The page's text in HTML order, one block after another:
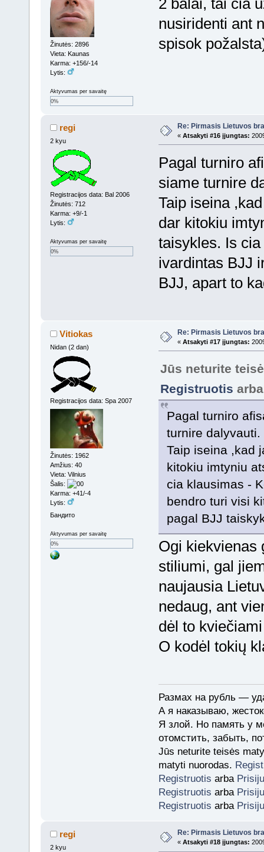
Žinutės: 2896
Vieta: Kaunas
Karma: +156/-14
Lytis:
Aktyvumas per savaitę
0%
2 balai, tai čia
nusiridenti ant
spisok
regi
2 kyu
Registracijos data: Bal 2006
Žinutės: 712
Karma: +9/-1
Lytis:
Aktyvumas per savaitę
0%
Re: Pirmasis Lietuvos
« Atsakyti #16 įjungtas:
Pagal turniro
siame turnire
Taip iseina
dar kitokiu
taisykles. Is
ivardintas BJJ
BJJ, apart to
Vitiokas
Nidan (2 dan)
Registracijos data: Spa 2007
Žinutės: 1962
Amžius: 40
Vieta: Vilnius
Šalis:
Karma: +41/-4
Lytis:
Бандито
Aktyvumas per savaitę
0%
Re: Pirmasis Lietuvos
« Atsakyti #17 įjungtas:
Jūs neturite
Registruotis
Pagal turniro
turnire dalyvauti.
Taip iseina ,kad
kitokiu imtyniu
cia klausimas -
bendro turi visi
pagal BJJ
Ogi kiekvienas
stiliumi, gal
naujausia
nedaug, ant
dėl to
O kodėl tokių
Размах на рубль —
А я наказываю,
Я злой. Но память у
отомстить, забыть,
Jūs neturite teisės
matyti nuorodas.
Registruotis arba
Registruotis arba
Registruotis arba
regi
2 kyu
Re: Pirmasis Lietuvos
« Atsakyti #18 įjungtas: